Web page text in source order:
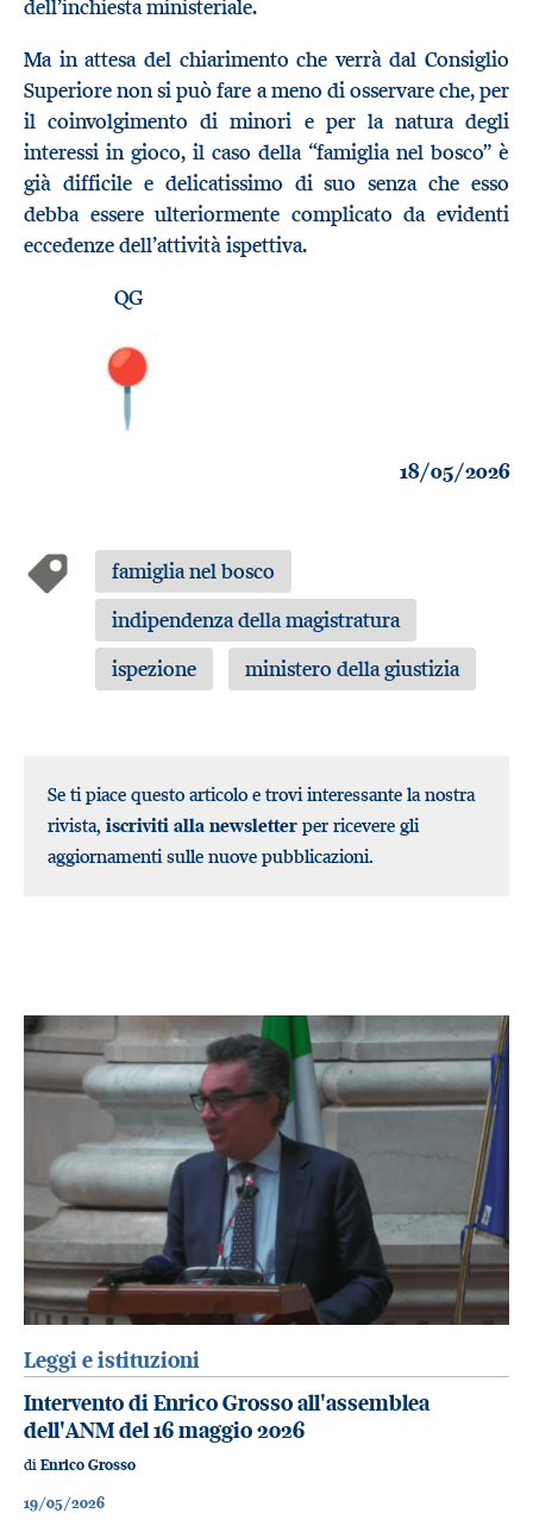
dell’inchiesta ministeriale.
Ma in attesa del chiarimento che verrà dal Consiglio
Superiore non si può fare a meno di osservare che, per
il coinvolgimento di minori e per la natura degli
interessi in gioco, il caso della “famiglia nel bosco” è
già difficile e delicatissimo di suo senza che esso
debba essere ulteriormente complicato da evidenti
eccedenze dell’attività ispettiva.
QG
18/05/2026
famiglia nel bosco
indipendenza della magistratura
ispezione
ministero della giustizia
Se ti piace questo articolo e trovi interessante la nostra
rivista, iscriviti alla newsletter per ricevere gli
aggiornamenti sulle nuove pubblicazioni.
Leggi e istituzioni
Intervento di Enrico Grosso all'assemblea
dell'ANM del 16 maggio 2026
di Enrico Grosso
19/05/2026